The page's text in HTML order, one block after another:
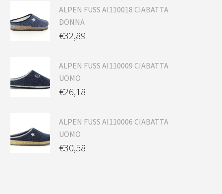
ALPEN FUSS AI110018 CIABATTA
DONNA
€32,89
ALPEN FUSS AI110009 CIABATTA
UOMO
€26,18
ALPEN FUSS AI110006 CIABATTA
UOMO
€30,58